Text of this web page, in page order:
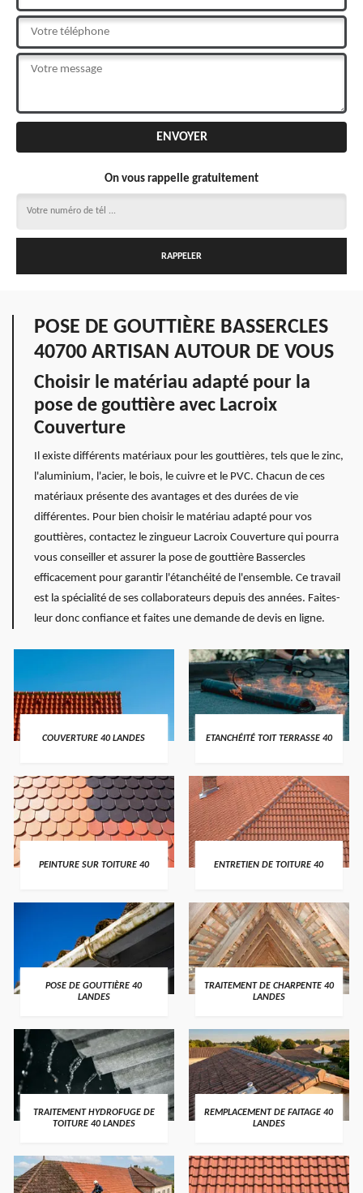
On vous rappelle gratuitement
POSE DE GOUTTIÈRE BASSERCLES
40700 ARTISAN AUTOUR DE VOUS
Choisir le matériau adapté pour la
pose de gouttière avec Lacroix
Couverture
Il existe différents matériaux pour les gouttières, tels que le zinc,
l'aluminium, l'acier, le bois, le cuivre et le PVC. Chacun de ces
matériaux présente des avantages et des durées de vie
différentes. Pour bien choisir le matériau adapté pour vos
gouttières, contactez le zingueur Lacroix Couverture qui pourra
vous conseiller et assurer la pose de gouttière Bassercles
efficacement pour garantir l'étanchéité de l'ensemble. Ce travail
est la spécialité de ses collaborateurs depuis des années. Faites-
leur donc confiance et faites une demande de devis en ligne.
COUVERTURE 40 LANDES ETANCHÉITÉ TOIT TERRASSE 40
PEINTURE SUR TOITURE 40 ENTRETIEN DE TOITURE 40
POSE DE GOUTTIÈRE 40
LANDES
TRAITEMENT DE CHARPENTE 40
LANDES
TRAITEMENT HYDROFUGE DE
TOITURE 40 LANDES
REMPLACEMENT DE FAITAGE 40
LANDES